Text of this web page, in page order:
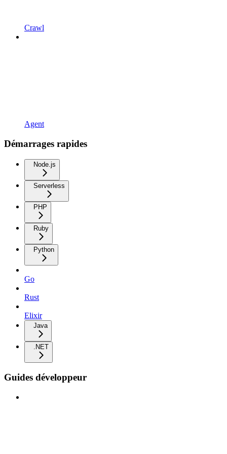
Crawl
Agent
Démarrages rapides
Node.js
Serverless
PHP
Ruby
Python
Go
Rust
Elixir
Java
.NET
Guides développeur